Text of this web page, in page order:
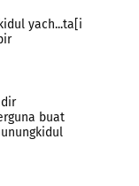
yach...ta[i
buat